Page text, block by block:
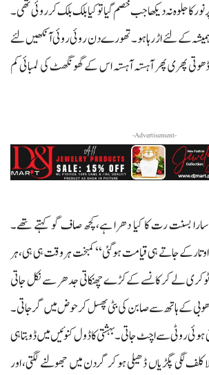
کا جلوہ نہ دیکھا جب خصم گیا تو کیا بلک بلک کر روئی تھی۔
ہمیشہ کے لئے اڑ رہا ہو۔ تھورے دن روئی روئی آنکھیں لئے
پھری پھر آہستہ آہستہ اس کے گھونگھٹ کی لمبائی کم
-Advertisement-
بسنت رت کا کیا دھرا ہے،کچھ صاف گو کہتے تھے۔
کے جاتے ہی قیامت ہو گئی‘‘ کمبخت ہر وقت ہی ہی، ہر
ٹوکری لے کر کانسے کے کڑے چھنکاتی جدھر سے نکل جاتی
کے ہاتھ سے صابن کی بٹی پھسل کر حوض میں گر جاتی۔
روٹی سے اچٹ جاتی۔ بہشتی کا ڈول کنوئیں میں ڈوبتا ہی
کلف لگی پگڑیاں ڈھیلی ہو کر گردن میں جھولنے لگتی، اور